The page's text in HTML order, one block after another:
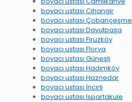
boyacı ustası Cihangir
boyacı ustası Çobançeşme
boyacı ustası Davutpaşa
boyacı ustası Firuzköy
boyacı ustası Florya
boyacı ustası Güneşli
boyacı ustası Hadımköy
boyacı ustası Haznedar
boyacı ustası İncirli
boyacı ustası Ispartakule